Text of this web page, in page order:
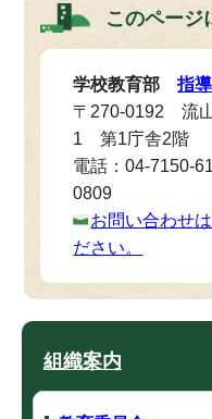
このページ
学校教育部指
〒270-0192 流
1 第1庁舎2階
電話：04-7150-
0809
お問い合わせ
ださい。
組織案内